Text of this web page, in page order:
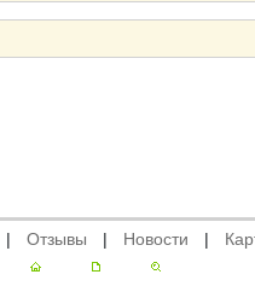
| Отзывы | Новости |